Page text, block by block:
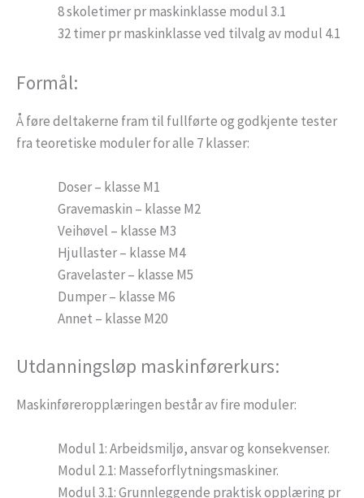
8 skoletimer pr maskinklasse modul 3.1
32 timer pr maskinklasse ved tilvalg av modul 4.1
Formål:
Å føre deltakerne fram til fullførte og godkjente tester
fra teoretiske moduler for alle 7 klasser:
Doser – klasse M1
Gravemaskin – klasse M2
Veihøvel – klasse M3
Hjullaster – klasse M4
Gravelaster – klasse M5
Dumper – klasse M6
Annet – klasse M20
Utdanningsløp maskinførerkurs:
Maskinføreropplæringen består av fire moduler:
Modul 1: Arbeidsmiljø, ansvar og konsekvenser.
Modul 2.1: Masseforflytningsmaskiner.
Modul 3.1: Grunnleggende praktisk opplæring pr